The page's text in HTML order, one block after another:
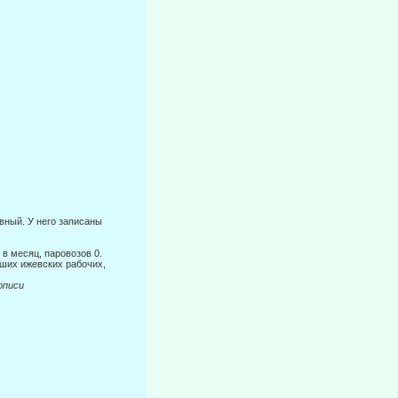
У него записаны
в месяц, паровозов 0.
ижевских рабочих,